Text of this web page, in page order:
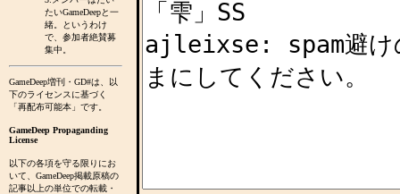
たいGameDeepと一
緒。というわけ
で、参加者絶賛募
集中。
GameDeep増刊・GD#は、以
下のライセンスに基づく
「再配布可能本」です。
GameDeep Propaganding
License
以下の各項を守る限りにお
いて、GameDeep掲載原稿の
記事以上の単位での転載・